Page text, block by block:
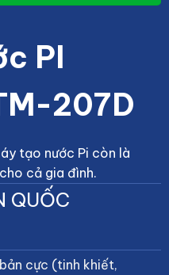
PI
207D
tạo nước Pi còn là
cả gia đình.
QUỐC
cực (tinh khiết,